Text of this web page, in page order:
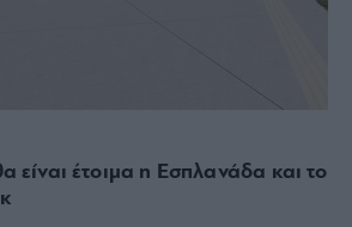
είναι έτοιμα η Εσπλανάδα και το